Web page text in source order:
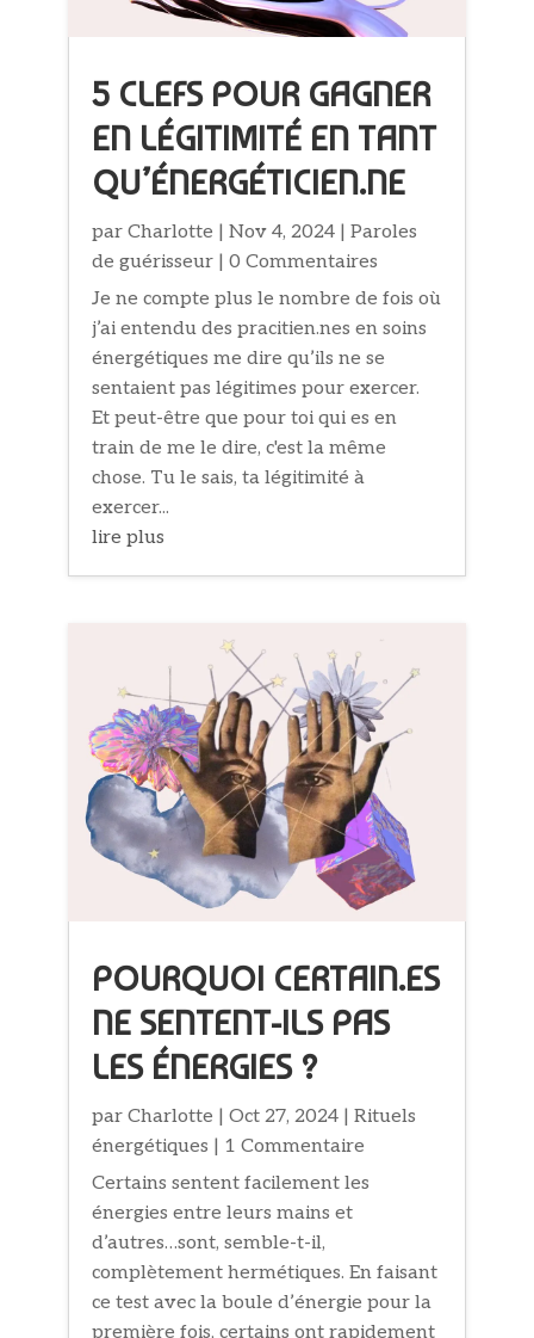
5 CLEFS POUR GAGNER
EN LÉGITIMITÉ EN TANT
QU’ÉNERGÉTICIEN.NE
parCharlotte |Nov 4, 2024 |Paroles
de guérisseur | 0 Commentaires
Je ne compte plus le nombre de fois où
j’ai entendu des pracitien.nes en soins
énergétiques me dire qu’ils ne se
sentaient pas légitimes pour exercer.
Et peut-être que pour toi qui es en
train de me le dire, c'est la même
chose. Tu le sais, ta légitimité à
exercer...
lire plus
POURQUOI CERTAIN.ES
NE SENTENT-ILS PAS
LES ÉNERGIES ?
parCharlotte |Oct 27, 2024 |Rituels
énergétiques | 1 Commentaire
Certains sentent facilement les
énergies entre leurs mains et
d’autres…sont, semble-t-il,
complètement hermétiques. En faisant
ce test avec la boule d’énergie pour la
première fois, certains ont rapidement